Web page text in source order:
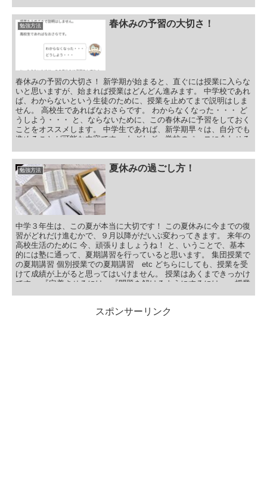
業と個別授業だと理解度が違う？ 『理解した』と『解ける』の違
い！？ 【番外編】そもそも『理解できない』のはなぜ？ まとめ
勉強方法 春休みの予習の大切さ！
春休みの予習の大切さ！ 新学期が始まると、直ぐには授業に入らな
いと思いますが、始まれば授業はどんどん進みます。 中学校であれ
ば、わからないという生徒のために、授業を止めてまで説明はしま
せん。 高校生であればなおさらです。 わからなくなった・・・ ど
うしよう・・・ と、ならないために、この春休みに予習をしておく
ことをオススメします。 中学生であれば、新学期早々は、自分でも
進めることが可能な内容です。 わざわざ、学校のペースに合わせる
を怠ると その後が続かなくなります。 中学３年生の場合 例えば、
中学３年生の数学ですが 新学期早々に、『展開』『因数分解』『平
方根』を習います。 単純な計算です。しかも特にそこまで文章題は
ありません。 しかし、練習して、慣れておかないとその後の数学の
授業についていけなくなります。 と、いうのも・・・
勉強方法 夏休みの過ごし方！
中学３年生は、この夏が本当に大切です！ この夏休みに今までの復
習がどれだけ進むかで、９月以降がだいぶ変わってきます。 来年の
高校生活のために 今、頑張りましょうね！ と、いうことで、基本
的には塾に通って、夏期講習を行っていると思います。 集団授業で
の夏期講習 個別授業での夏期講習 etc どちらにしても、授業を受
けて成績が上がると思ってはいけません。 授業はあくまできっかけ
です。 『定着させるには』『問題を解けるようにするには』、授業
授業受ける時間以上に演習の時間を確保してください！
スポンサーリンク